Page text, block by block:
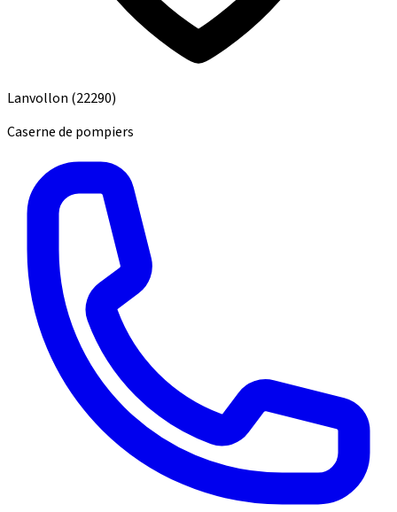
Lanvollon (22290)
Caserne de pompiers